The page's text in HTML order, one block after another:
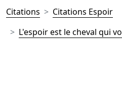
Citations
Citations Espoir
L'espoir est le cheval qui